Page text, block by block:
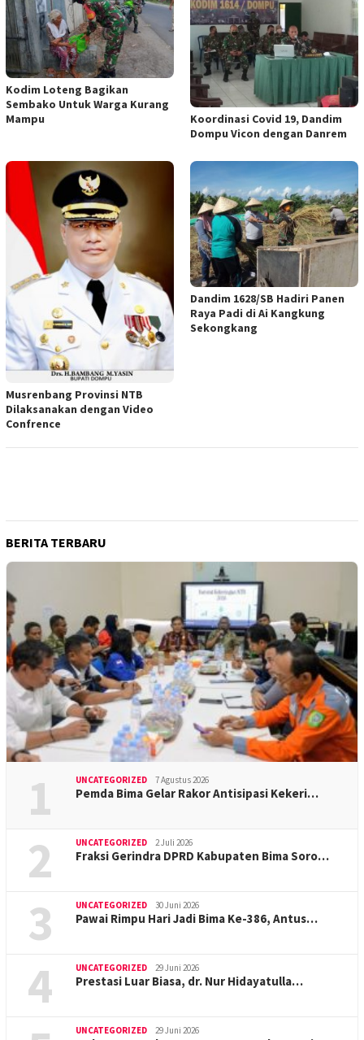
Kodim Loteng Bagikan
Sembako Untuk Warga Kurang
Mampu
Koordinasi Covid 19, Dandim
Dompu Vicon dengan Danrem
Musrenbang Provinsi NTB
Dilaksanakan dengan Video
Confrence
Dandim 1628/SB Hadiri Panen
Raya Padi di Ai Kangkung
Sekongkang
BERITA TERBARU
1 UNCATEGORIZED 7 Agustus 2026
Pemda Bima Gelar Rakor Antisipasi Kekeri…
2 UNCATEGORIZED 2 Juli 2026
Fraksi Gerindra DPRD Kabupaten Bima Soro…
3 UNCATEGORIZED 30 Juni 2026
Pawai Rimpu Hari Jadi Bima Ke-386, Antus…
4 UNCATEGORIZED 29 Juni 2026
Prestasi Luar Biasa, dr. Nur Hidayatulla…
UNCATEGORIZED 29 Juni 2026